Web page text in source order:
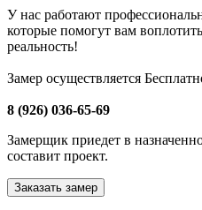
У нас работают
которые помогут вам
реальность!
Замер осуществляется
8 (926) 036-65-69
Замерщик приедет в
составит проект.
Заказать замер